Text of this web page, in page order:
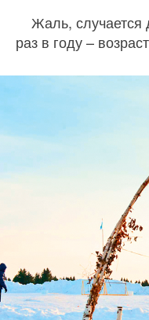
Жаль, случается
раз в году –